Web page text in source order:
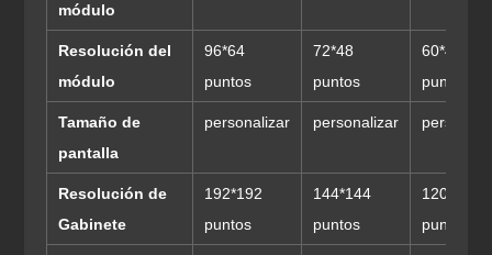
módulo
Resolución del
módulo
96*64
puntos
72*48
puntos
60*40
puntos
Tamaño de
pantalla
personalizar personalizar
Resolución de
Gabinete
192*192
puntos
144*144
puntos
120*120
puntos